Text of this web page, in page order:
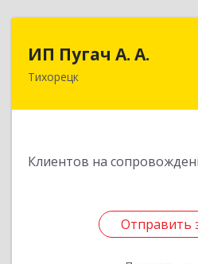
ИП Пугач А. А.
Тихорецк
Клиентов на
Отправить
352114, Краснодарский
Отправить